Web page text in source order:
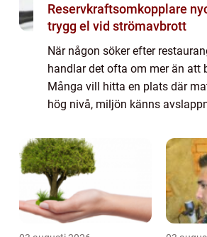
Reservkraftsomkopplare nyckeln till
trygg el vid strömavbrott
När någon söker efter
handlar det ofta om mer än att
Många vill hitta en plats där
hög nivå, miljön känns
vardagslunch och längre